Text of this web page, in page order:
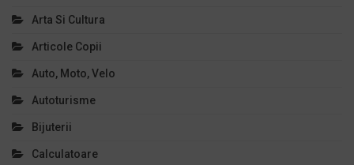
Arta Si Cultura
Articole Copii
Auto, Moto, Velo
Autoturisme
Bijuterii
Calculatoare